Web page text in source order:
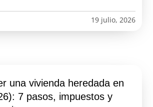
19 julio, 2026
una vivienda heredada en
7 pasos, impuestos y